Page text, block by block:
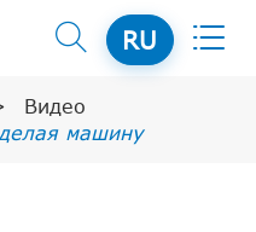
 RU 
Видео
машину